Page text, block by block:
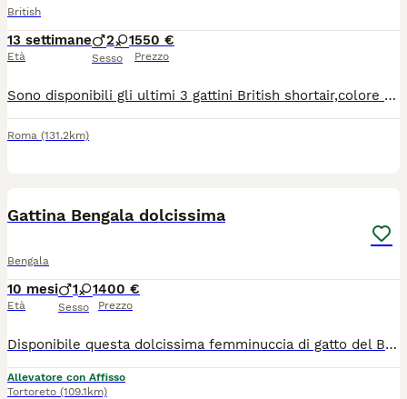
British
13 settimane
Età
2 1
Sesso
550 €
Prezzo
Sono disponibili gli ultimi 3 gattini British shortair,colore grigio ,con genitori visibili, sono molto docili e abituati alla lettiera. Lo ho abituati a mangiare cibo sano ,evitando per quanto è possibile cibi industriali.
Roma (131.2km)
Gattina Bengala dolcissima
Bengala
10 mesi
Età
1 1
Sesso
400 €
Prezzo
Disponibile questa dolcissima femminuccia di gatto del Bengala bellissima sia nel carattere che nell'aspetto. È affettuosa, giocosa e si affeziona subito alle persone Ottimo salute, vaccinata, sterilizzata Cerco una famiglia che possa darle tutto l'amore che merita. Prezzo: 400
Allevatore con Affisso
Tortoreto (109.1km)